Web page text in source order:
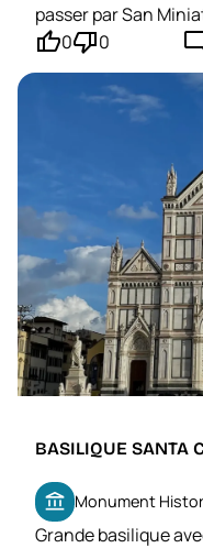
passer par San
thumb_up'0thumb_down'0
BASILIQUE SANTA
account_balance Monument
Grande basilique